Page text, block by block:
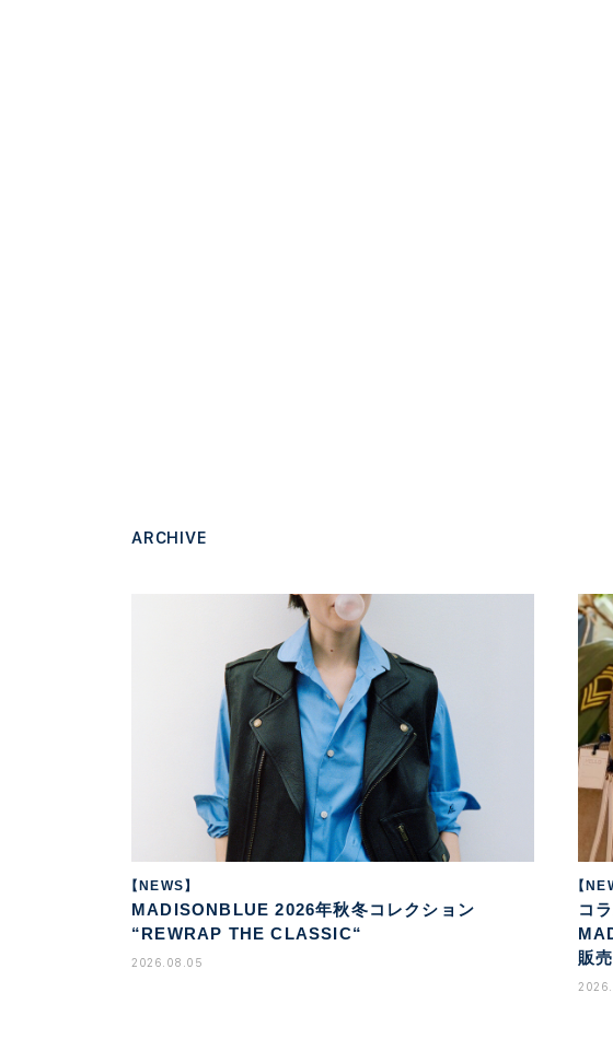
ARCHIVE
【NEWS】
MADISONBLUE 2026年秋冬コレクション
“REWRAP THE CLASSIC“
2026.08.05
【
コ
販